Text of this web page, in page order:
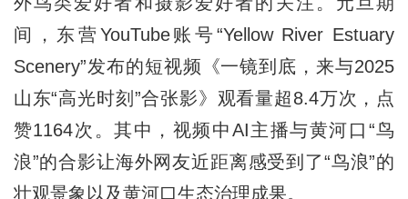
间，东营YouTube账号“Yellow River Estuary
Scenery”发布的短视频《一镜到底，来与2025
山东“高光时刻”合张影》观看量超8.4万次，点
赞1164次。其中，视频中AI主播与黄河口“鸟
浪”的合影让海外网友近距离感受到了“鸟浪”的
壮观景象以及黄河口生态治理成果。